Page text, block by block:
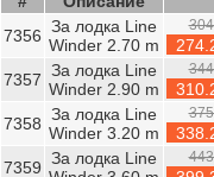
7356 За лодка Line
Winder 2.70 m
7357 За лодка Line
Winder 2.90 m
7358 За лодка Line
Winder 3.20 m
7359 За лодка Line